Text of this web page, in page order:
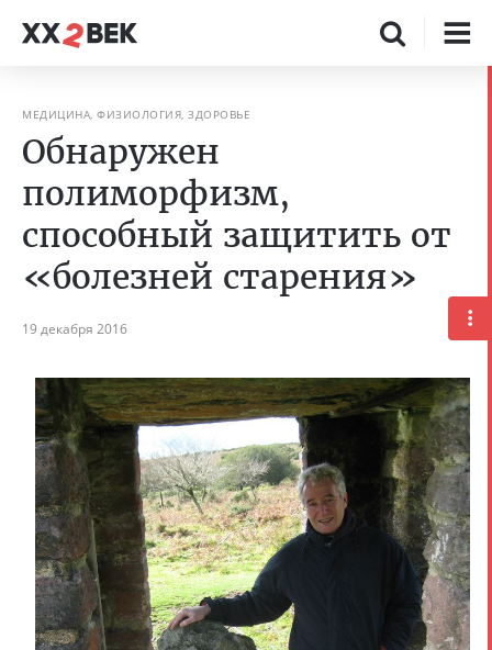
МЕДИЦИНА, ФИЗИОЛОГИЯ, ЗДОРОВЬЕ
Обнаружен
полиморфизм,
способный защитить от
«болезней старения»
19 декабря 2016